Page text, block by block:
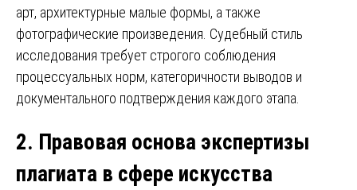
арт, архитектурные малые формы, а также
фотографические произведения. Судебный стиль
исследования требует строгого соблюдения
процессуальных норм, категоричности выводов и
документального подтверждения каждого этапа.
2. Правовая основа экспертизы
плагиата в сфере искусства